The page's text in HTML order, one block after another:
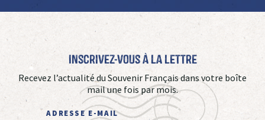
Inscrivez-vous à La Lettre
Recevez l’actualité du Souvenir Français dans votre boîte
mail une fois par mois.
ADRESSE E-MAIL